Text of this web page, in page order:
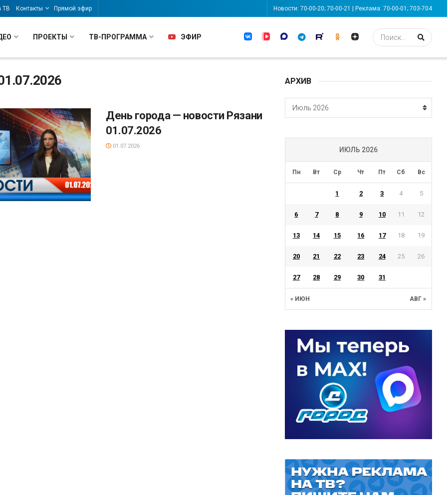
ТВ Контакты Прямой эфир Новости: 70-00-20; 70-00-21 | Реклама: 70-00-01; 703-704
ПРОЕКТЫ ТВ-ПРОГРАММА ЭФИР
День города — новости Рязани
01.07.2026
01.07.2026
АРХИВ
АРХИВ
Июль 2026
ИЮЛЬ 2026
Пн Вт Ср Чт Пт Сб Вс
« ИЮН АВГ »
1 2 3 4 5
6 7 8 9 10 11 12
13 14 15 16 17 18 19
20 21 22 23 24 25 26
27 28 29 30 31